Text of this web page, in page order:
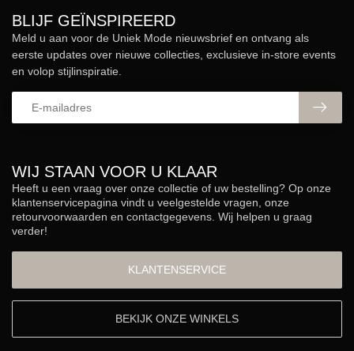
WIJ STAAN VOOR U KLAAR
Heeft u een vraag over onze collectie of uw bestelling? Op onze
klantenservicepagina vindt u veelgestelde vragen, onze
retourvoorwaarden en contactgegevens. Wij helpen u graag
verder!
KLANTENSERVICE
BEKIJK ONZE WINKELS
BLIJF GEÏNSPIREERD
Meld u aan voor de Uniek Mode nieuwsbrief en ontvang als
eerste updates over nieuwe collecties, exclusieve in-store events
en volop stijlinspiratie.